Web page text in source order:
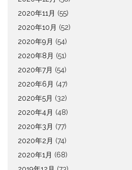
2020年11月 (55)
2020年10月 (52)
2020年9月 (54)
2020年8月 (51)
2020年7月 (54)
2020年6月 (47)
2020年5月 (32)
2020年4月 (48)
2020年3月 (77)
2020年2月 (74)
2020年1月 (68)